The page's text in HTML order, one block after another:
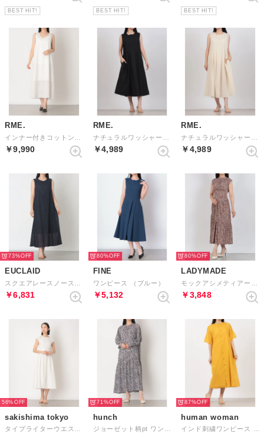
BEST HIT! BEST HIT! BEST HIT!
RME.
￥9,990
RME.
￥4,989
RME.
￥4,989
73%
EUCLAID
￥6,831
80%
FINE
ワンピース （ブルー）
￥5,132
80%
LADYMADE
￥3,848
56%
sakishima tokyo
71%
hunch
87%
human woman